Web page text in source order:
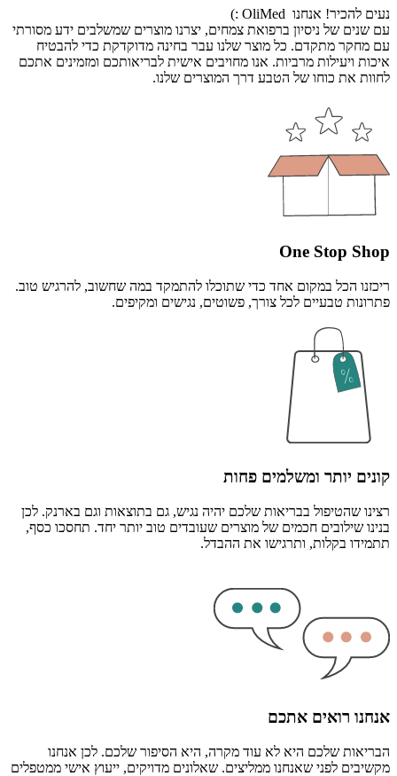
נעים להכיר! אנחנו OliMed :)
עם שנים של ניסיון ברפואת צמחים, יצרנו מוצרים שמשלבים ידע מסורתי
עם מחקר מתקדם. כל מוצר שלנו עבר בחינה מדוקדקת כדי להבטיח
איכות ויעילות מרביות. אנו מחויבים אישית לבריאותכם ומזמינים אתכם
לחוות את כוחו של הטבע דרך המוצרים שלנו.
One Stop Shop
ריכזנו הכל במקום אחד כדי שתוכלו להתמקד במה שחשוב, להרגיש טוב.
פתרונות טבעיים לכל צורך, פשוטים, נגישים ומקיפים.
קונים יותר ומשלמים פחות
רצינו שהטיפול בבריאות שלכם יהיה נגיש, גם בתוצאות וגם בארנק. לכן
בנינו שילובים חכמים של מוצרים שעובדים טוב יותר יחד. תחסכו כסף,
תתמידו בקלות, ותרגישו את ההבדל.
אנחנו רואים אתכם
הבריאות שלכם היא לא עוד מקרה, היא הסיפור שלכם. לכן אנחנו
מקשיבים לפני שאנחנו ממליצים. שאלונים מדויקים, ייעוץ אישי ממטפלים